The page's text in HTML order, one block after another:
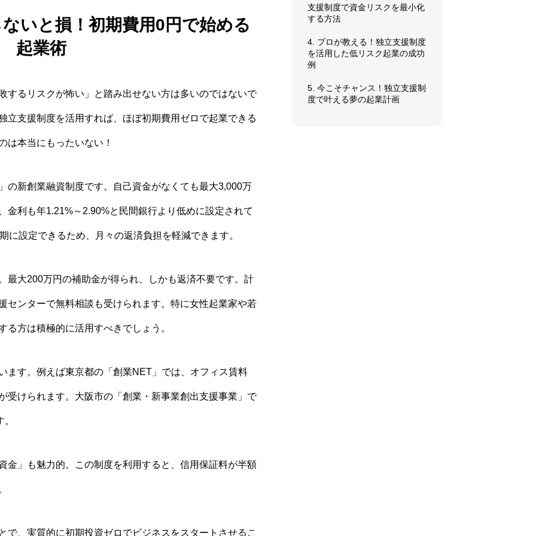
いと損！初期費用0円で始める
起業術
するリスクが怖い」と踏み出せない方は多いのではないで
立支援制度を活用すれば、ほぼ初期費用ゼロで起業できる
は本当にもったいない！
の新創業融資制度です。自己資金がなくても最大3,000万
金利も年1.21%～2.90%と民間銀行より低めに設定されて
に設定できるため、月々の返済負担を軽減できます。
最大200万円の補助金が得られ、しかも返済不要です。計
センターで無料相談も受けられます。特に女性起業家や若
方は積極的に活用すべきでしょう。
ます。例えば東京都の「創業NET」では、オフィス賃料
受けられます。大阪市の「創業・新事業創出支援事業」で
金」も魅力的。この制度を利用すると、信用保証料が半額
で、実質的に初期投資ゼロでビジネスをスタートさせるこ
支援制度で資金リスクを最小化
する方法
4. プロが教える！独立支援制度
を活用した低リスク起業の成功
例
5. 今こそチャンス！独立支援制
度で叶える夢の起業計画